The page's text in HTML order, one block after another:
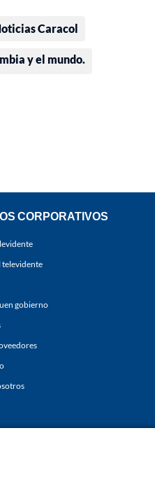
Caracol
y el mundo.
CORPORATIVOS
televidente
gobierno